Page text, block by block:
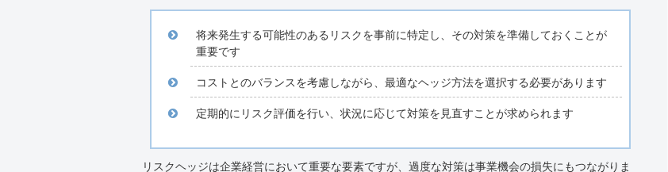
将来発生する可能性のあるリスクを事前に特定し、その対策を準備しておくことが
重要です
コストとのバランスを考慮しながら、最適なヘッジ方法を選択する必要があります
定期的にリスク評価を行い、状況に応じて対策を見直すことが求められます
リスクヘッジは企業経営において重要な要素ですが、過度な対策は事業機会の損失にもつながりま